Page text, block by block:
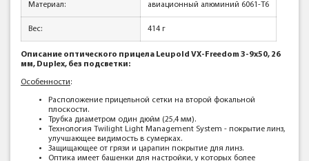
Материал: авиационный алюминий 6061-T6
Вес: 414 г
Описание оптического прицела Leupold VX-Freedom 3-9x50, 26
мм, Duplex, без подсветки:
Особенности:
Расположение прицельной сетки на второй фокальной
плоскости.
Трубка диаметром один дюйм (25,4 мм).
Технология Twilight Light Management System - покрытие линз,
улучшающее видимость в сумерках.
Защищающее от грязи и царапин покрытие для линз.
Оптика имеет башенки для настройки, у которых более